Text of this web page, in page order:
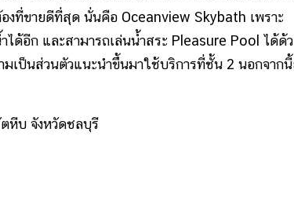
งที่ขายดีที่สุด นั่นคือ Oceanview Skybath เพราะ
ได้อีก และสามารถเล่นน้ำสระ Pleasure Pool ได้ด้
เป็นส่วนตัวแนะนำขึ้นมาใช้บริการที่ชั้น 2 นอกจาก
หีบ จังหวัดชลบุรี